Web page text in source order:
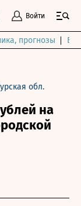
Войти
прогнозы
обл.
на